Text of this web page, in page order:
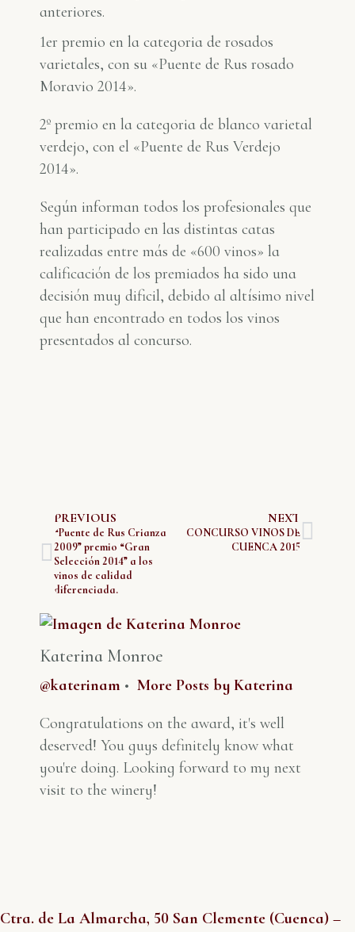
anteriores.
1er premio en la categoria de rosados
varietales, con su «Puente de Rus rosado
Moravio 2014».
2º premio en la categoria de blanco varietal
verdejo, con el «Puente de Rus Verdejo
2014».
Según informan todos los profesionales que
han participado en las distintas catas
realizadas entre más de «600 vinos» la
calificación de los premiados ha sido una
decisión muy dificil, debido al altísimo nivel
que han encontrado en todos los vinos
presentados al concurso.
PREVIOUS
“Puente de Rus Crianza
2009” premio “Gran
Selección 2014” a los
vinos de calidad
diferenciada.
NEXT
CONCURSO VINOS DE
CUENCA 2015
Katerina Monroe
@katerinam • More Posts by Katerina
Congratulations on the award, it's well
deserved! You guys definitely know what
you're doing. Looking forward to my next
visit to the winery!
Ctra. de La Almarcha, 50 San Clemente (Cuenca) –